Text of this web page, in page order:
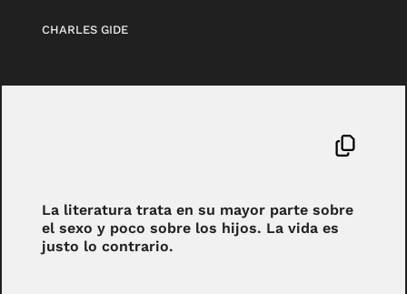
CHARLES GIDE
La literatura trata en su mayor parte sobre
el sexo y poco sobre los hijos. La vida es
justo lo contrario.